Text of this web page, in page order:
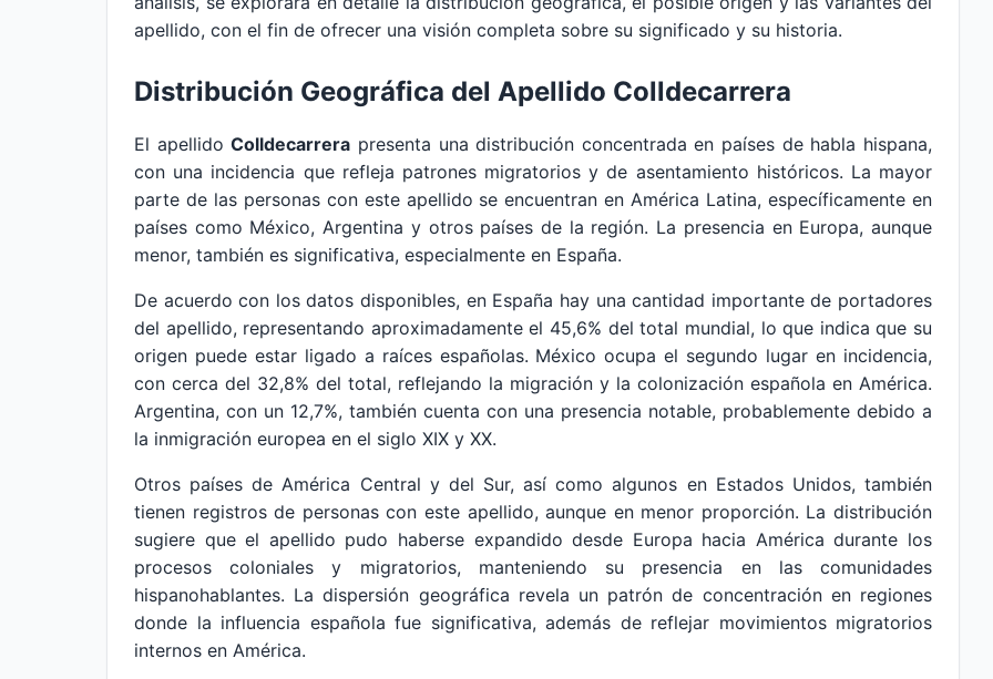
apellido, con el fin de ofrecer una visión completa sobre su significado y su historia.
Distribución Geográfica del Apellido Colldecarrera
El apellidoColldecarrera presenta una distribución concentrada en países de habla hispana,
con una incidencia que refleja patrones migratorios y de asentamiento históricos. La mayor
parte de las personas con este apellido se encuentran en América Latina, específicamente en
países como México, Argentina y otros países de la región. La presencia en Europa, aunque
menor, también es significativa, especialmente en España.
De acuerdo con los datos disponibles, en España hay una cantidad importante de portadores
del apellido, representando aproximadamente el 45,6% del total mundial, lo que indica que su
origen puede estar ligado a raíces españolas. México ocupa el segundo lugar en incidencia,
con cerca del 32,8% del total, reflejando la migración y la colonización española en América.
Argentina, con un 12,7%, también cuenta con una presencia notable, probablemente debido a
la inmigración europea en el siglo XIX y XX.
Otros países de América Central y del Sur, así como algunos en Estados Unidos, también
tienen registros de personas con este apellido, aunque en menor proporción. La distribución
sugiere que el apellido pudo haberse expandido desde Europa hacia América durante los
procesos coloniales y migratorios, manteniendo su presencia en las comunidades
hispanohablantes. La dispersión geográfica revela un patrón de concentración en regiones
donde la influencia española fue significativa, además de reflejar movimientos migratorios
internos en América.